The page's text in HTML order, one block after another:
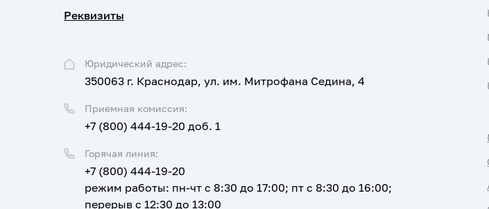
Реквизиты
Юридический адрес:
350063 г. Краснодар, ул. им. Митрофана Седина, 4
Приемная комиссия:
+7 (800) 444-19-20 доб. 1
Горячая линия:
+7 (800) 444-19-20
режим работы: пн-чт с 8:30 до 17:00; пт с 8:30 до 16:00;
перерыв с 12:30 до 13:00